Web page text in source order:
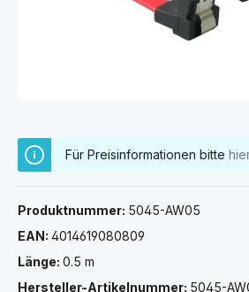
Für Preisinformationen bitte
Produktnummer: 5045-AW05
EAN: 4014619080809
Länge: 0.5 m
Hersteller-Artikelnummer: 5045-